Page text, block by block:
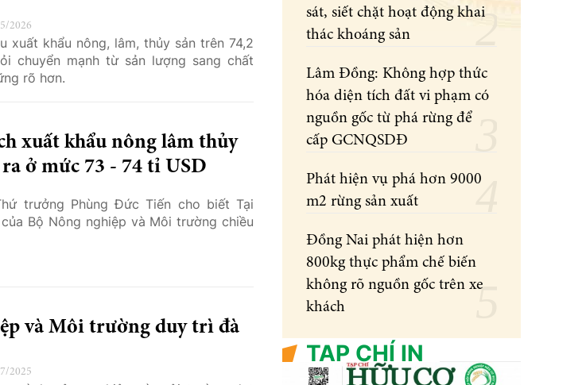
2026
xuất khẩu nông, lâm, thủy sản trên 74,2
chuyển mạnh từ sản lượng sang chất
rõ hơn.
xuất khẩu nông lâm thủy
ở mức 73 - 74 tỉ USD
trưởng Phùng Đức Tiến cho biết Tại
Bộ Nông nghiệp và Môi trường chiều
và Môi trường duy trì đà
2025
sát, siết chặt hoạt động khai
thác khoáng sản
Lâm Đồng: Không hợp thức
hóa diện tích đất vi phạm có
nguồn gốc từ phá rừng để
cấp GCNQSDĐ
Phát hiện vụ phá hơn 9000
m2 rừng sản xuất
Đồng Nai phát hiện hơn
800kg thực phẩm chế biến
không rõ nguồn gốc trên xe
khách
TẠP CHÍ IN